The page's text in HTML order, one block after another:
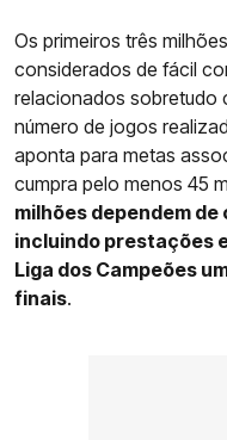
Os primeiros três
considerados de fácil
relacionados sobretudo
número de jogos
aponta para metas
cumpra pelo menos 45
milhões dependem
incluindo prestações
Liga dos Campeões
finais.